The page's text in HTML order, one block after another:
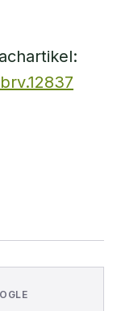
brv.12837